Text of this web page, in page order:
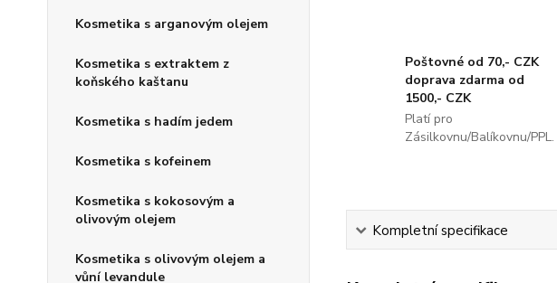
Kosmetika s arganovým olejem
Kosmetika s extraktem z
koňského kaštanu
Kosmetika s hadím jedem
Kosmetika s kofeinem
Kosmetika s kokosovým a
olivovým olejem
Kosmetika s olivovým olejem a
vůní levandule
Poštovné od 70,- CZK
doprava zdarma od
1500,- CZK
Platí pro
Zásilkovnu/Balíkovnu/PPL.
Kompletní specifikace